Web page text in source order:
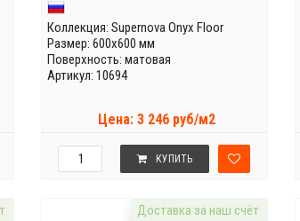
Коллекция: Supernova Onyx Floor
Размер: 600x600 мм
Поверхность: матовая
Артикул: 10694
Цена: 3 246 руб/м2
КУПИТЬ
Доставка за наш счёт